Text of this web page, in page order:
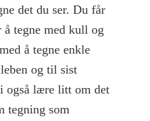
det du ser. Du får
tegne med kull og
å tegne enkle
og til sist
også lære litt om det
tegning som